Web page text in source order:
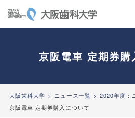
京阪電車 定期券購
大阪歯科大学 ニュース一覧
2020年度：
京阪電車 定期券購入について